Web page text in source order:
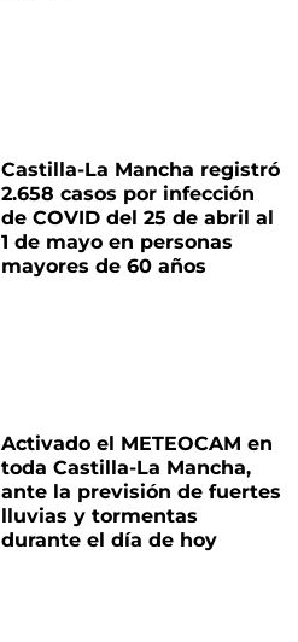
Castilla-La Mancha registró
2.658 casos por infección
de COVID del 25 de abril al
1 de mayo en personas
mayores de 60 años
Activado el METEOCAM en
toda Castilla-La Mancha,
ante la previsión de fuertes
lluvias y tormentas
durante el día de hoy